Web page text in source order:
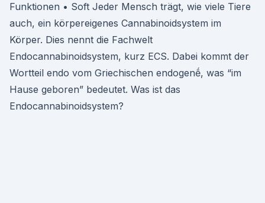
Funktionen • Soft Jeder Mensch trägt, wie viele Tiere
auch, ein körpereigenes Cannabinoidsystem im
Körper. Dies nennt die Fachwelt
Endocannabinoidsystem, kurz ECS. Dabei kommt der
Wortteil endo vom Griechischen endogenḗ, was “im
Hause geboren” bedeutet. Was ist das
Endocannabinoidsystem?